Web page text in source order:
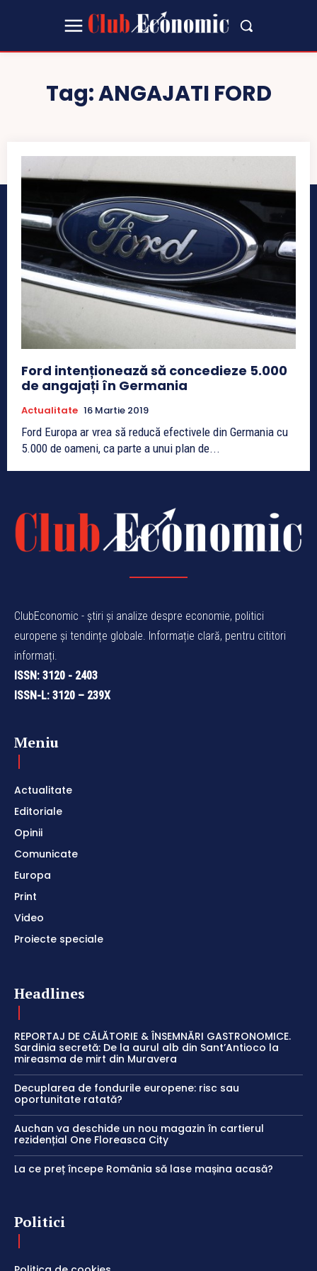
Tag:ANGAJATI FORD
Ford intenționează să concedieze 5.000
de angajați în Germania
Actualitate 16 Martie 2019
Ford Europa ar vrea să reducă efectivele din Germania cu
5.000 de oameni, ca parte a unui plan de...
ClubEconomic - știri și analize despre economie, politici
europene și tendințe globale. Informație clară, pentru cititori
informați.
ISSN: 3120 - 2403
ISSN-L: 3120 – 239X
Meniu
Actualitate
Editoriale
Opinii
Comunicate
Europa
Print
Video
Proiecte speciale
Headlines
REPORTAJ DE CĂLĂTORIE & ÎNSEMNĂRI GASTRONOMICE.
Sardinia secretă: De la aurul alb din Sant’Antioco la
mireasma de mirt din Muravera
Decuplarea de fondurile europene: risc sau
oportunitate ratată?
Auchan va deschide un nou magazin în cartierul
rezidențial One Floreasca City
La ce preț începe România să lase mașina acasă?
Politici